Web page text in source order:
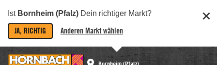
Ist Bornheim (Pfalz) Dein richtiger Markt?
JA, RICHTIG Anderen Markt wählen